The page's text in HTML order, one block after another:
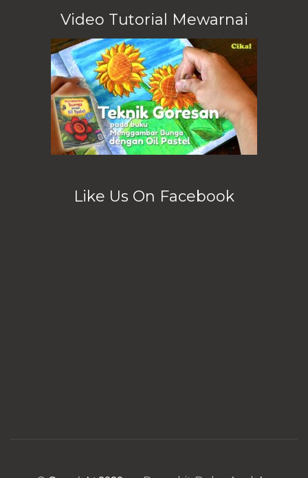
Video Tutorial Mewarnai
Like Us On Facebook